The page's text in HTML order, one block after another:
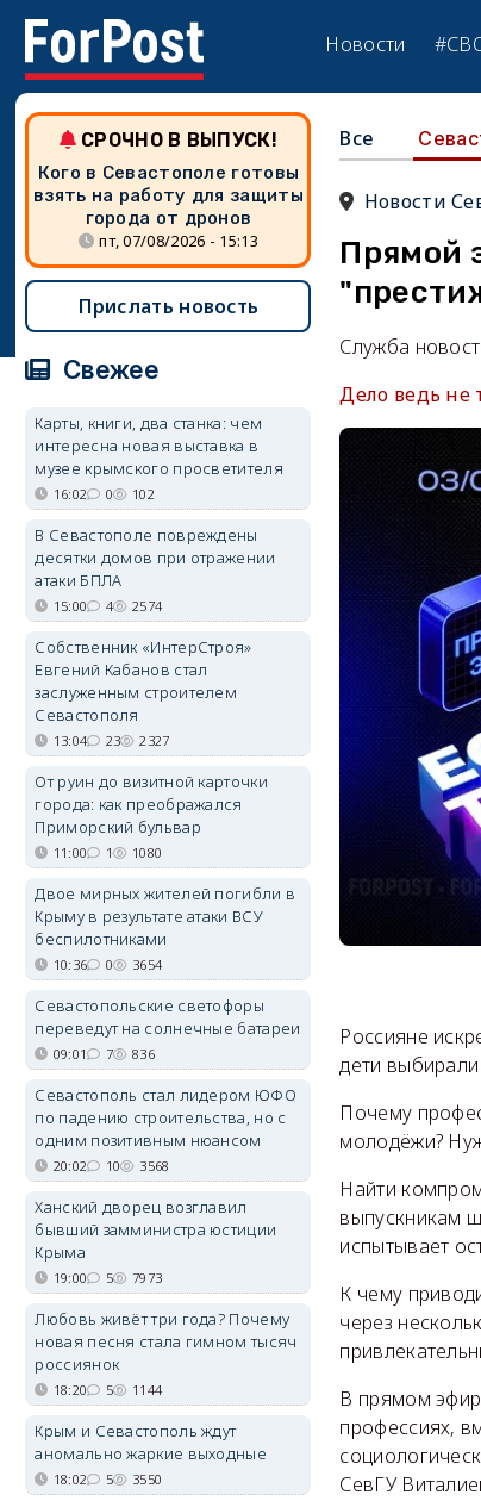
Новости
Все
Новости
Прямой
Служба
Дело ведь не
Россияне
дети
Почему
молодёжи?
Найти
выпускникам
испытывает
К чему
через
В прямом
профессиях,
СевГУ
СРОЧНО В ВЫПУСК!
Кого в Севастополе готовы
взять на работу для защиты
города от дронов
пт, 07/08/2026 - 15:13
Прислать новость
Свежее
Карты, книги, два станка: чем
интересна новая выставка в
музее крымского просветителя
16:02 0 102
В Севастополе повреждены
десятки домов при отражении
атаки БПЛА
15:00 4 2574
Собственник «ИнтерСтроя»
Евгений Кабанов стал
заслуженным строителем
Севастополя
13:04 23 2327
От руин до визитной карточки
города: как преображался
Приморский бульвар
11:00 1 1080
Двое мирных жителей погибли в
Крыму в результате атаки ВСУ
беспилотниками
10:36 0 3654
Севастопольские светофоры
переведут на солнечные батареи
09:01 7 836
Севастополь стал лидером ЮФО
по падению строительства, но с
одним позитивным нюансом
20:02 10 3568
Ханский дворец возглавил
бывший замминистра юстиции
Крыма
19:00 5 7973
Любовь живёт три года? Почему
новая песня стала гимном тысяч
россиянок
18:20 5 1144
Крым и Севастополь ждут
аномально жаркие выходные
18:02 5 3550